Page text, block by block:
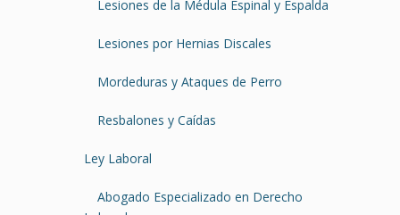
Lesiones de la Médula Espinal y Espalda
Lesiones por Hernias Discales
Mordeduras y Ataques de Perro
Resbalones y Caídas
Ley Laboral
Abogado Especializado en Derecho